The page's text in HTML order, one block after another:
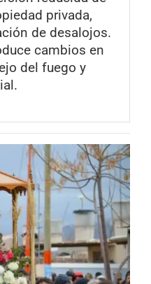
privada,
de desalojos.
cambios en
del fuego y